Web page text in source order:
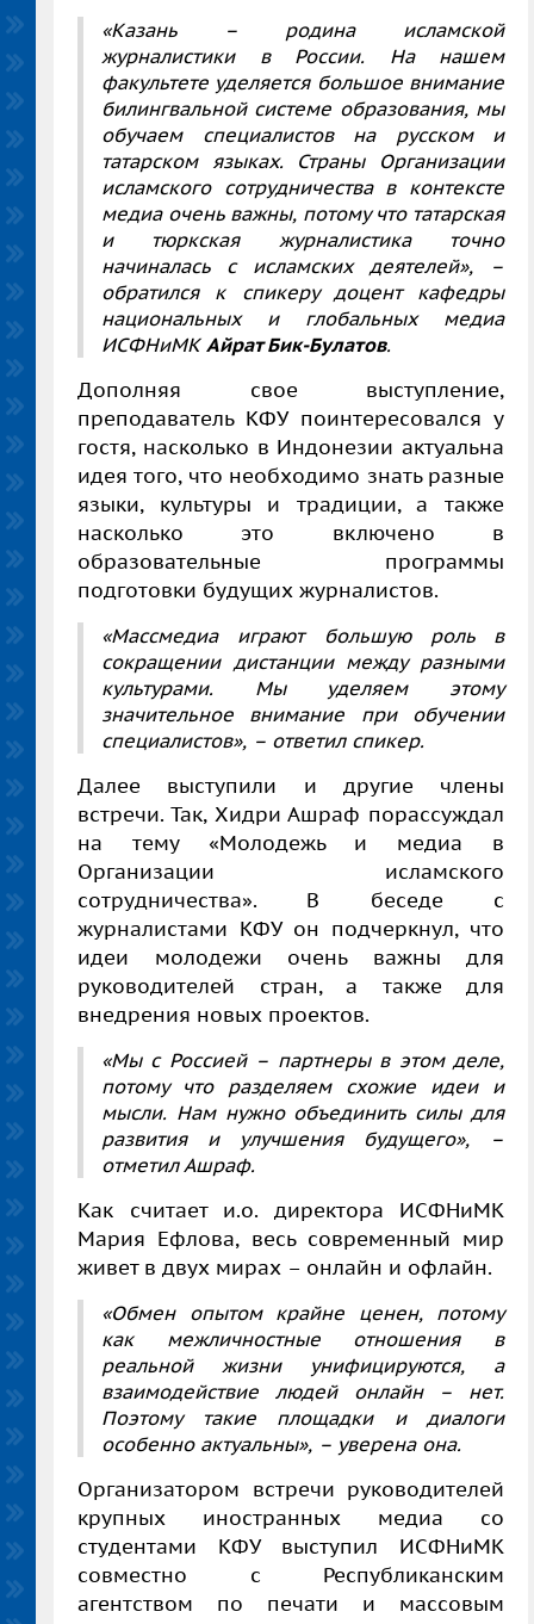
«Казань – родина исламской
журналистики в России. На нашем
факультете уделяется большое внимание
билингвальной системе образования, мы
обучаем специалистов на русском и
татарском языках. Страны Организации
исламского сотрудничества в контексте
медиа очень важны, потому что татарская
и тюркская журналистика точно
начиналась с исламских деятелей», –
обратился к спикеру доцент кафедры
национальных и глобальных медиа
ИСФНиМК Айрат Бик-Булатов.
Дополняя свое выступление,
преподаватель КФУ поинтересовался у
гостя, насколько в Индонезии актуальна
идея того, что необходимо знать разные
языки, культуры и традиции, а также
насколько это включено в
образовательные программы
подготовки будущих журналистов.
«Массмедиа играют большую роль в
сокращении дистанции между разными
культурами. Мы уделяем этому
значительное внимание при обучении
специалистов», – ответил спикер.
Далее выступили и другие члены
встречи. Так, Хидри Ашраф порассуждал
на тему «Молодежь и медиа в
Организации исламского
сотрудничества». В беседе с
журналистами КФУ он подчеркнул, что
идеи молодежи очень важны для
руководителей стран, а также для
внедрения новых проектов.
«Мы с Россией – партнеры в этом деле,
потому что разделяем схожие идеи и
мысли. Нам нужно объединить силы для
развития и улучшения будущего», –
отметил Ашраф.
Как считает и.о. директора ИСФНиМК
Мария Ефлова, весь современный мир
живет в двух мирах – онлайн и офлайн.
«Обмен опытом крайне ценен, потому
как межличностные отношения в
реальной жизни унифицируются, а
взаимодействие людей онлайн – нет.
Поэтому такие площадки и диалоги
особенно актуальны», – уверена она.
Организатором встречи руководителей
крупных иностранных медиа со
студентами КФУ выступил ИСФНиМК
совместно с Республиканским
агентством по печати и массовым